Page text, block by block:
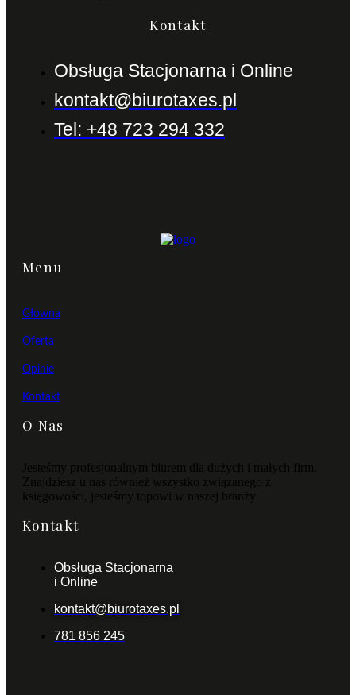
Kontakt
Obsługa Stacjonarna i Online
kontakt@biurotaxes.pl
Tel: +48 723 294 332
Menu
Głowna
Oferta
Opinie
Kontakt
O Nas
Jesteśmy profesjonalnym biurem dla dużych i małych firm.
Znajdziesz u nas również wszystko związanego z
księgowości, jesteśmy topowi w naszej branży
Kontakt
Obsługa Stacjonarna
i Online
kontakt@biurotaxes.pl
781 856 245